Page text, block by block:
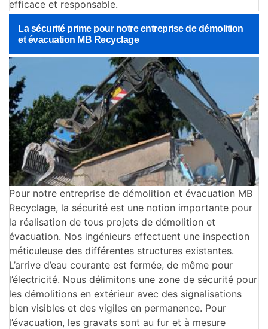
efficace et responsable.
La sécurité prime pour notre entreprise de démolition
et évacuation MB Recyclage
Pour notre entreprise de démolition et évacuation MB
Recyclage, la sécurité est une notion importante pour
la réalisation de tous projets de démolition et
évacuation. Nos ingénieurs effectuent une inspection
méticuleuse des différentes structures existantes.
L’arrive d’eau courante est fermée, de même pour
l’électricité. Nous délimitons une zone de sécurité pour
les démolitions en extérieur avec des signalisations
bien visibles et des vigiles en permanence. Pour
l’évacuation, les gravats sont au fur et à mesure